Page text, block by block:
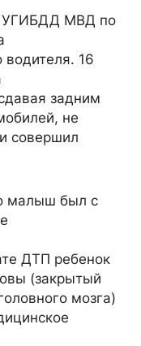
УГИБДД МВД по
водителя. 16
задним
не
совершил
малыш был с
ДТП ребенок
(закрытый
мозга)